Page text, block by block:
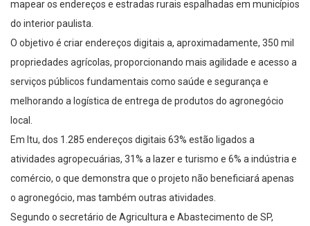
do interior paulista.
O objetivo é criar endereços digitais a, aproximadamente, 350 mil
propriedades agrícolas, proporcionando mais agilidade e acesso a
serviços públicos fundamentais como saúde e segurança e
melhorando a logística de entrega de produtos do agronegócio
local.
Em Itu, dos 1.285 endereços digitais 63% estão ligados a
atividades agropecuárias, 31% a lazer e turismo e 6% a indústria e
comércio, o que demonstra que o projeto não beneficiará apenas
o agronegócio, mas também outras atividades.
Segundo o secretário de Agricultura e Abastecimento de SP,
Gustavo Junqueira, “o projeto é fruto de um ano e meio de